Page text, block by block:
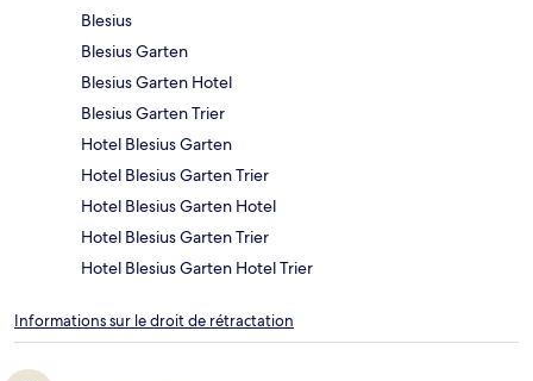
Blesius
Blesius Garten
Blesius Garten Hotel
Blesius Garten Trier
Hotel Blesius Garten
Hotel Blesius Garten Trier
Hotel Blesius Garten Hotel
Hotel Blesius Garten Trier
Hotel Blesius Garten Hotel Trier
Informations sur le droit de rétractation